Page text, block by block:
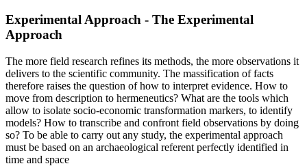
Experimental Approach - The Experimental
Approach
The more field research refines its methods, the more observations it
delivers to the scientific community. The massification of facts
therefore raises the question of how to interpret evidence. How to
move from description to hermeneutics? What are the tools which
allow to isolate socio-economic transformation markers, to identify
models? How to transcribe and confront field observations by doing
so? To be able to carry out any study, the experimental approach
must be based on an archaeological referent perfectly identified in
time and space